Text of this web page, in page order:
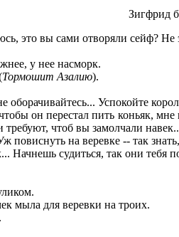
Зигфрид
это вы сами отворяли сейф?
у нее насморк.
Тормошит Азалию).
Успокойте
он перестал пить коньяк,
чтоб вы замолчали
на веревке -- так знать,
судиться, так они тебя
мыла для веревки на троих.